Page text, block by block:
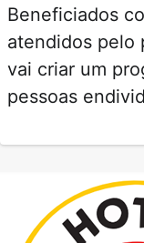
Beneficiados
atendidos pelo
vai criar um
pessoas